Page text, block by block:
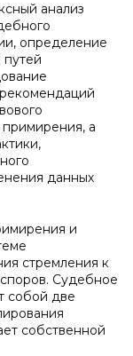
анализ
определение
а
данных
и
стремления к
Судебное
собой две
собственной